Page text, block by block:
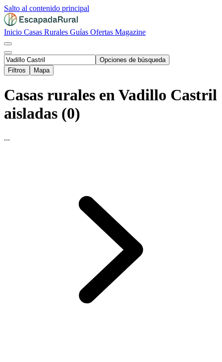
Salto al contenido principal
Inicio Casas Rurales Guías Ofertas Magazine
Opciones de búsqueda
Filtros
Mapa
Casas rurales en Vadillo Castril
aisladas (0)
...